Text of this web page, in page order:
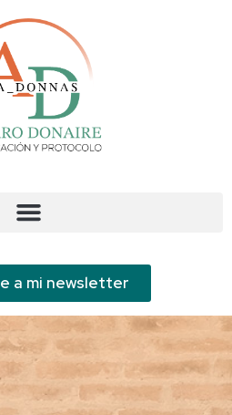
a mi newsletter
A AL